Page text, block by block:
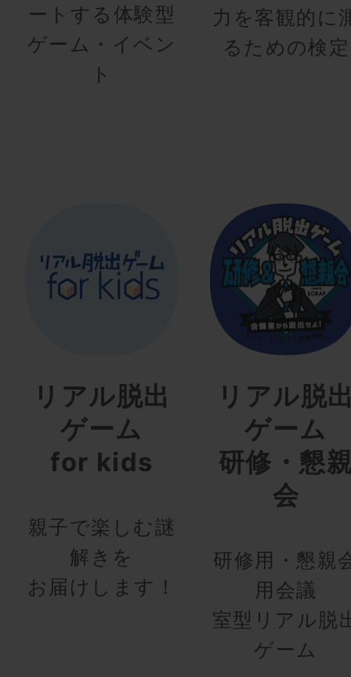
ートする体験型
ゲーム・イベン
ト
力を客観的に
るための検定
リアル脱出
ゲーム
for kids
親子で楽しむ謎
解きを
お届けします！
リアル脱
ゲーム
研修・懇
会
研修用・懇親
用会議
室型リアル脱
ゲーム